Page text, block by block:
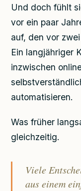
Und doch fühlt
vor ein paar
auf, den vor
Ein langjähriger
inzwischen
automatisieren.
Was früher
gleichzeitig.
Viele
aus einem